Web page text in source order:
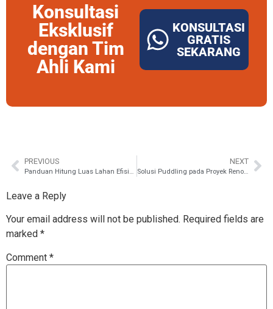
Konsultasi
Eksklusif
dengan Tim
Ahli Kami
KONSULTASI
GRATIS
SEKARANG
PREVIOUS NEXT
Solusi Puddling pada Proyek Renovasi Lapangan Basket: Teknik Patching Precision untuk Leveling Lantai Kerja
Leave a Reply
Your email address will not be published. Required fields are
marked *
Comment *